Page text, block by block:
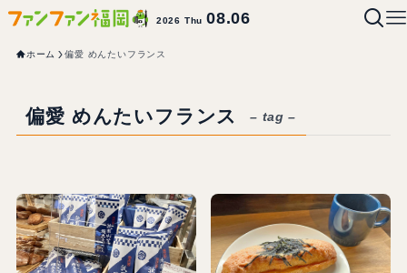
2026 Thu08.06
ホーム 偏愛 めんたいフランス
偏愛 めんたいフランス – tag –